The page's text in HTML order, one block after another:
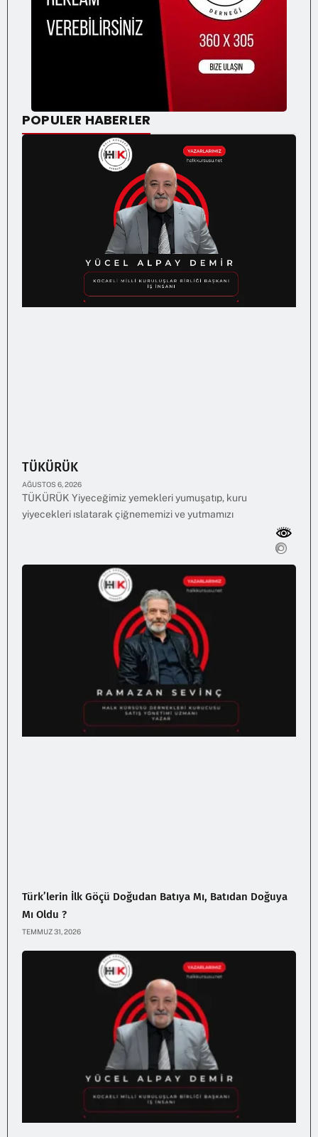
POPULER HABERLER
TÜKÜRÜK
AĞUSTOS 6, 2026
TÜKÜRÜK Yiyeceğimiz yemekleri yumuşatıp, kuru
yiyecekleri ıslatarak çiğnememizi ve yutmamızı
Türk’lerin İlk Göçü Doğudan Batıya Mı, Batıdan Doğuya
Mı Oldu ?
TEMMUZ 31, 2026